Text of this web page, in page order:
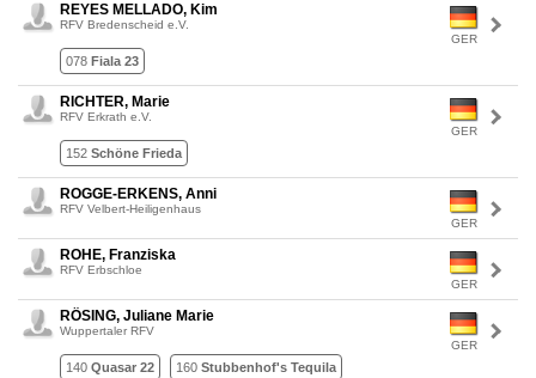
GER
REYES MELLADO, Kim
RFV Bredenscheid e.V.
078 Fiala 23
GER
RICHTER, Marie
RFV Erkrath e.V.
152 Schöne Frieda
GER
ROGGE-ERKENS, Anni
RFV Velbert-Heiligenhaus
GER
ROHE, Franziska
RFV Erbschloe
GER
RÖSING, Juliane Marie
Wuppertaler RFV
140 Quasar 22 160 Stubbenhof's Tequila